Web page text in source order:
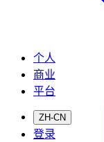
个人
商业
平台
ZH-CN
登录